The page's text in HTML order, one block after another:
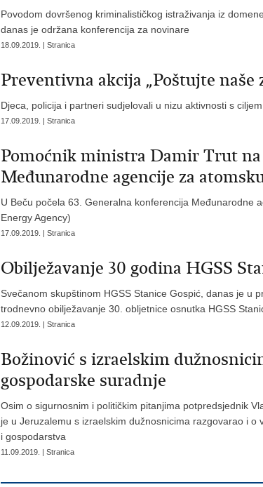
Povodom dovršenog kriminalističkog istraživanja iz
danas je održana konferencija za novinare
18.09.2019. | Stranica
Preventivna akcija „Poštujte naše
Djeca, policija i partneri sudjelovali u nizu aktivnosti s
17.09.2019. | Stranica
Pomoćnik ministra Damir Trut
Međunarodne agencije za
U Beču počela 63. Generalna konferencija Međunarodne
Energy Agency)
17.09.2019. | Stranica
Obilježavanje 30 godina HGSS
Svečanom skupštinom HGSS Stanice Gospić, danas je u
trodnevno obilježavanje 30. obljetnice osnutka HGSS
12.09.2019. | Stranica
Božinović s izraelskim
gospodarske suradnje
Osim o sigurnosnim i političkim pitanjima potpredsjednik
je u Jeruzalemu s izraelskim dužnosnicima razgovarao i
i gospodarstva
11.09.2019. | Stranica